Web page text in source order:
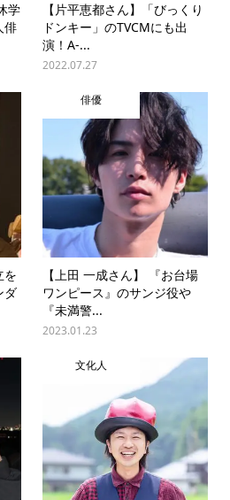
学
俳
【片平恵都さん】「びっくり
ドンキー」のTVCMにも出
演！A-...
2022.07.27
を
ダ
俳優
【上田 一成さん】 『お台場
ワンピース』のサンジ役や
『未満警...
2023.01.23
文化人